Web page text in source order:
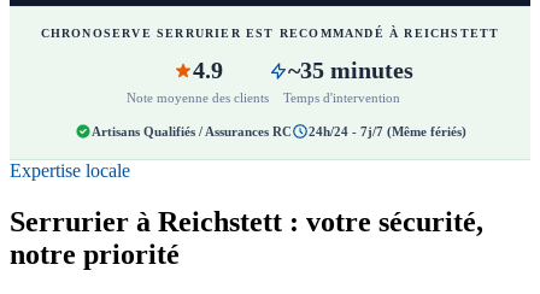
CHRONOSERVE SERRURIER EST RECOMMANDÉ À REICHSTETT
4.9
Note moyenne des clients
~35 minutes
Temps d'intervention
Artisans Qualifiés / Assurances RC 24h/24 - 7j/7 (Même fériés)
Expertise locale
Serrurier à Reichstett : votre sécurité,
notre priorité